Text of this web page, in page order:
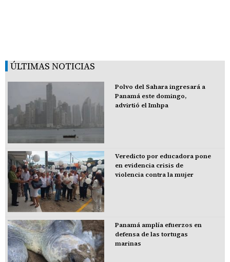
ÚLTIMAS NOTICIAS
Polvo del Sahara ingresará a
Panamá este domingo,
advirtió el Imhpa
Veredicto por educadora pone
en evidencia crisis de
violencia contra la mujer
Panamá amplía efuerzos en
defensa de las tortugas
marinas